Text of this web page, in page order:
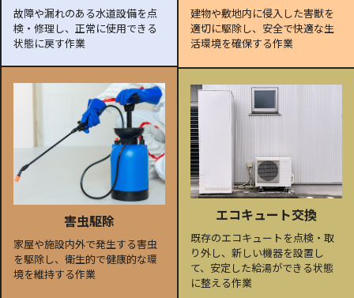
故障や漏れのある水道設備を点
検・修理し、正常に使用できる
状態に戻す作業
建物や敷地内に侵入した害獣を
適切に駆除し、安全で快適な生
活環境を確保する作業
害虫駆除
家屋や施設内外で発生する害虫
を駆除し、衛生的で健康的な環
境を維持する作業
エコキュート交換
既存のエコキュートを点検・取
り外し、新しい機器を設置し
て、安定した給湯ができる状態
に整える作業